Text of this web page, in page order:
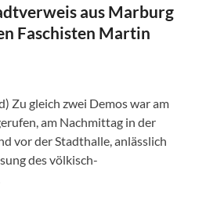
aus Marburg
Faschisten Martin
Zu gleich zwei Demos war am
am Nachmittag in der
vor der Stadthalle, anlässlich
des völkisch-